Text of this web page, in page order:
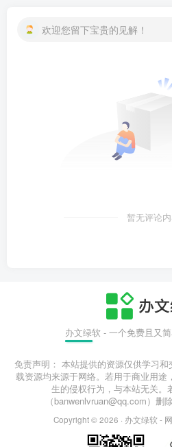
欢迎您留下宝贵的见解！
暂无评论
办文绿软 - 一个免费且又
免责声明： 本站提供的资源仅供学习
载资源均来源于网络。若用于商业用
生的侵权行为，与本站无关。
（banwenlvruan@qq.com）删
Copyright © 2026 · 办文绿软 -